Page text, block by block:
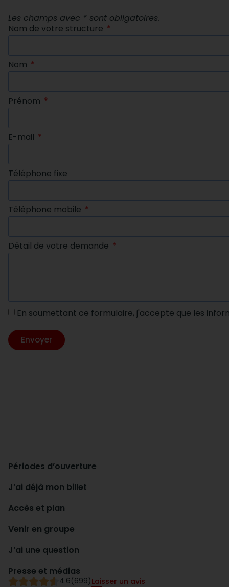
Les champs avec * sont obligatoires.
Nom de votre structure
Nom
Prénom
E-mail
Téléphone fixe
Téléphone mobile
Détail de votre demande
En soumettant ce formulaire, j'accepte que les
Envoyer
Périodes d’ouverture
J’ai déjà mon billet
Accès et plan
Venir en groupe
J’ai une question
Presse et médias
4.6(699)Laisser un avis